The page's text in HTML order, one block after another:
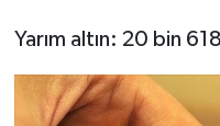
Yarım altın: 20 bin